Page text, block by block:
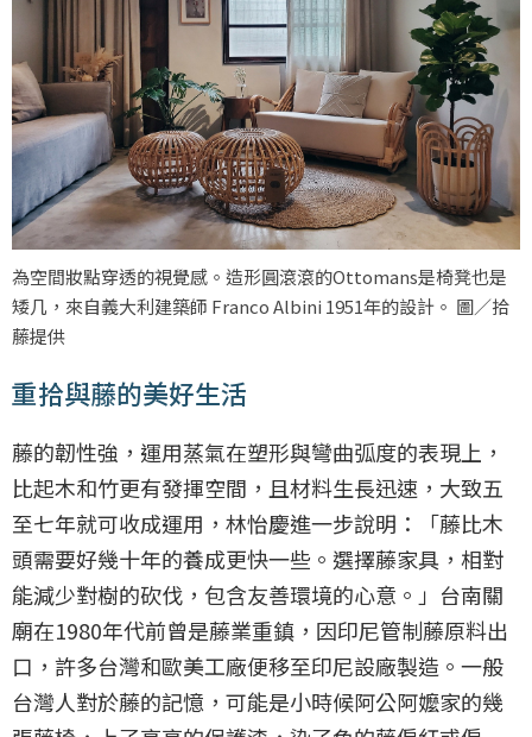
為空間妝點穿透的視覺感。造形圓滾滾的Ottomans是椅凳也是
矮几，來自義大利建築師 Franco Albini 1951年的設計。 圖／拾
藤提供
重拾與藤的美好生活
藤的韌性強，運用蒸氣在塑形與彎曲弧度的表現上，
比起木和竹更有發揮空間，且材料生長迅速，大致五
至七年就可收成運用，林怡慶進一步說明：「藤比木
頭需要好幾十年的養成更快一些。選擇藤家具，相對
能減少對樹的砍伐，包含友善環境的心意。」台南關
廟在1980年代前曾是藤業重鎮，因印尼管制藤原料出
口，許多台灣和歐美工廠便移至印尼設廠製造。一般
台灣人對於藤的記憶，可能是小時候阿公阿嬤家的幾